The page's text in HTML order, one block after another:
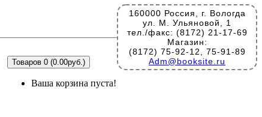
160000 Россия, г. Вологда
ул. М. Ульяновой, 1
тел./факс: (8172) 21-17-69
Магазин:
(8172) 75-92-12, 75-91-89
Adm@booksite.ru
Товаров 0 (0.00руб.)
Ваша корзина пуста!